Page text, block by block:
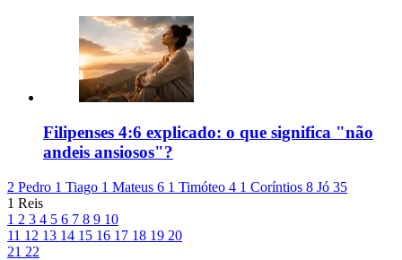
Filipenses 4:6 explicado: o que significa "não
andeis ansiosos"?
2 Pedro 1 Tiago 1 Mateus 6 1 Timóteo 4 1 Coríntios 8 Jó 35
1 Reis
1 2 3 4 5 6 7 8 9 10
11 12 13 14 15 16 17 18 19 20
21 22